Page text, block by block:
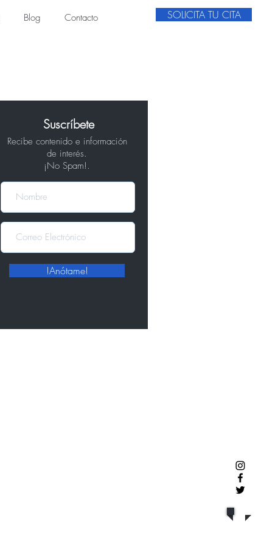
Blog Contacto SOLICITA TU CITA
Suscríbete
Recibe contenido e información
de interés.
¡No Spam!.
!Anótame!